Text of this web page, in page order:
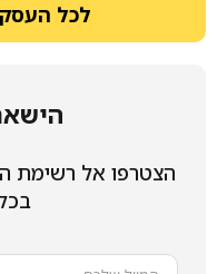
לכל
הצטרפו אל רשימת